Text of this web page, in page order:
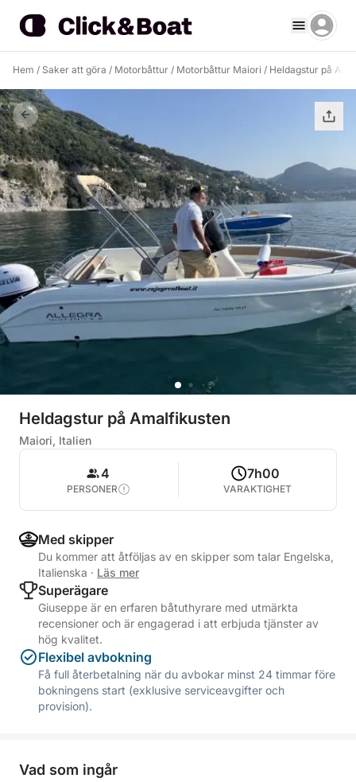
Hem / Saker att göra / Motorbåttur / Motorbåttur Maiori / Heldagstur på
Heldagstur på Amalfikusten
Maiori, Italien
4
PERSONER
7h00
VARAKTIGHET
Med skipper
Du kommer att åtföljas av en skipper som talar Engelska,
Italienska · Läs mer
Superägare
Giuseppe är en erfaren båtuthyrare med utmärkta
recensioner och är engagerad i att erbjuda tjänster av
hög kvalitet.
Flexibel avbokning
Få full återbetalning när du avbokar minst 24 timmar före
bokningens start (exklusive serviceavgifter och
provision).
Vad som ingår